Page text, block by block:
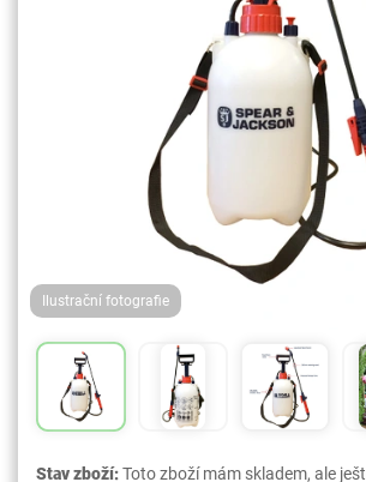
Ilustrační fotografie
Stav zboží:Toto zboží mám skladem, ale